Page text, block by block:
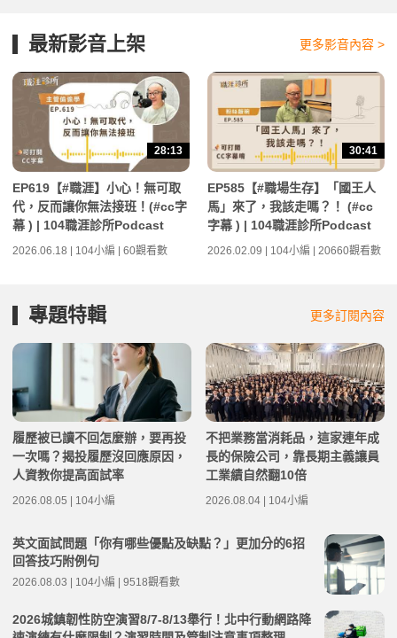
最新影音上架 更多影音內容 >
28:13
EP619【#職涯】小心！無可取
代，反而讓你無法接班！(#cc字
幕 ) | 104職涯診所Podcast
2026.06.18 | 104小編 | 60觀看數
30:41
EP585【#職場生存】「國王人
馬」來了，我該走嗎？！ (#cc
字幕 ) | 104職涯診所Podcast
2026.02.09 | 104小編 | 20660觀看數
專題特輯 更多訂閱內容
履歷被已讀不回怎麼辦，要再投
一次嗎？揭投履歷沒回應原因，
人資教你提高面試率
2026.08.05 | 104小編
不把業務當消耗品，這家連年成
長的保險公司，靠長期主義讓員
工業績自然翻10倍
2026.08.04 | 104小編
英文面試問題「你有哪些優點及缺點？」更加分的6招
回答技巧附例句
2026.08.03 | 104小編 | 9518觀看數
2026城鎮韌性防空演習8/7-8/13舉行！北中行動網路降